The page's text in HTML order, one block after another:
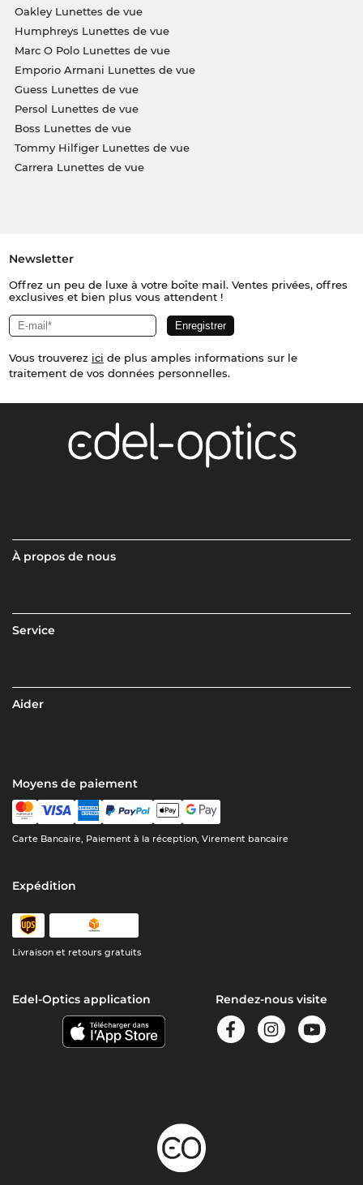
Oakley Lunettes de vue
Humphreys Lunettes de vue
Marc O Polo Lunettes de vue
Emporio Armani Lunettes de vue
Guess Lunettes de vue
Persol Lunettes de vue
Boss Lunettes de vue
Tommy Hilfiger Lunettes de vue
Carrera Lunettes de vue
Newsletter
Offrez un peu de luxe à votre boîte mail. Ventes privées, offres
exclusives et bien plus vous attendent !
Vous trouverez ici de plus amples informations sur le
traitement de vos données personnelles.
À propos de nous
Service
Aider
Moyens de paiement
Carte Bancaire, Paiement à la réception, Virement bancaire
Expédition
Livraison et retours gratuits
Edel-Optics application Rendez-nous visite